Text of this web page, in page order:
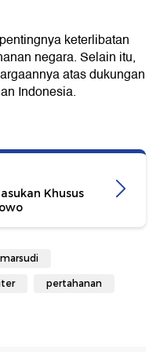
keterlibatan
negara. Selain itu,
atas dukungan
Indonesia.
Khusus
pertahanan